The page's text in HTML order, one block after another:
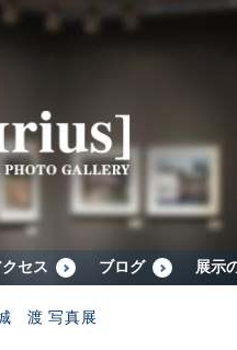
セス ブログ 展示
渡 写真展